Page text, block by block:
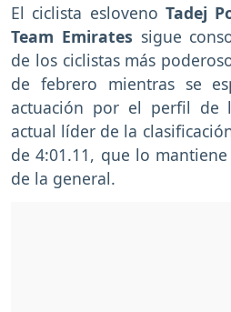
El ciclista esloveno Tadej
Team Emirates sigue
de los ciclistas más
de febrero mientras se
actuación por el perfil de
actual líder de la
de 4:01.11, que lo
de la general.